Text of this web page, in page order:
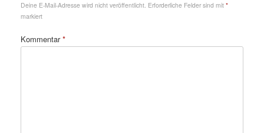
Deine E-Mail-Adresse wird nicht veröffentlicht. Erforderliche Felder sind mit *
markiert
Kommentar*